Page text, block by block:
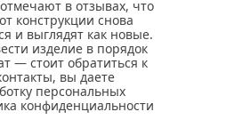
в отзывах, что
конструкции снова
и выглядят как новые.
изделие в порядок
— стоит обратиться к
вы даете
персональных
конфиденциальности